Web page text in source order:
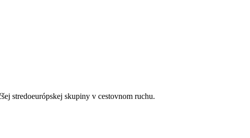
stredoeurópskej skupiny v cestovnom ruchu.